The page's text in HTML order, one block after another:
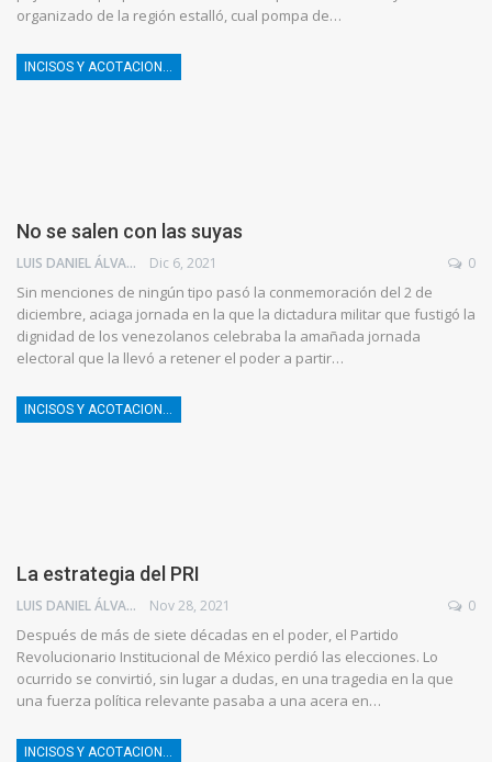
organizado de la región estalló, cual pompa de…
No se salen con las suyas
LUIS DANIEL ÁLVAREZ Dic 6, 2021 0
Sin menciones de ningún tipo pasó la conmemoración del 2 de
diciembre, aciaga jornada en la que la dictadura militar que fustigó la
dignidad de los venezolanos celebraba la amañada jornada
electoral que la llevó a retener el poder a partir…
INCISOS Y ACOTACIONES
La estrategia del PRI
LUIS DANIEL ÁLVAREZ Nov 28, 2021 0
Después de más de siete décadas en el poder, el Partido
Revolucionario Institucional de México perdió las elecciones. Lo
ocurrido se convirtió, sin lugar a dudas, en una tragedia en la que
una fuerza política relevante pasaba a una acera en…
INCISOS Y ACOTACIONES